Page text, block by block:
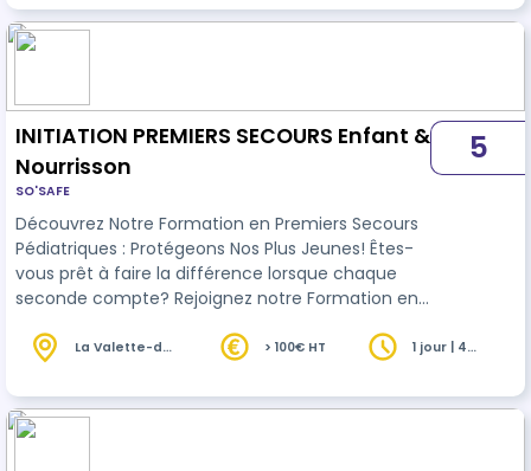
INITIATION PREMIERS SECOURS Enfant &
Nourrisson
SO'SAFE
Découvrez Notre Formation en Premiers Secours
Pédiatriques : Protégeons Nos Plus Jeunes! Êtes-
vous prêt à faire la différence lorsque chaque
seconde compte? Rejoignez notre Formation en
gestes qui sauvent les vies des enfants et des
parents, grands-parents, enseignants, et tous
ceux qui ont la responsabilité de jeunes enfants,
5
La Valette-du-
> 100€ HT
1 jour | 4